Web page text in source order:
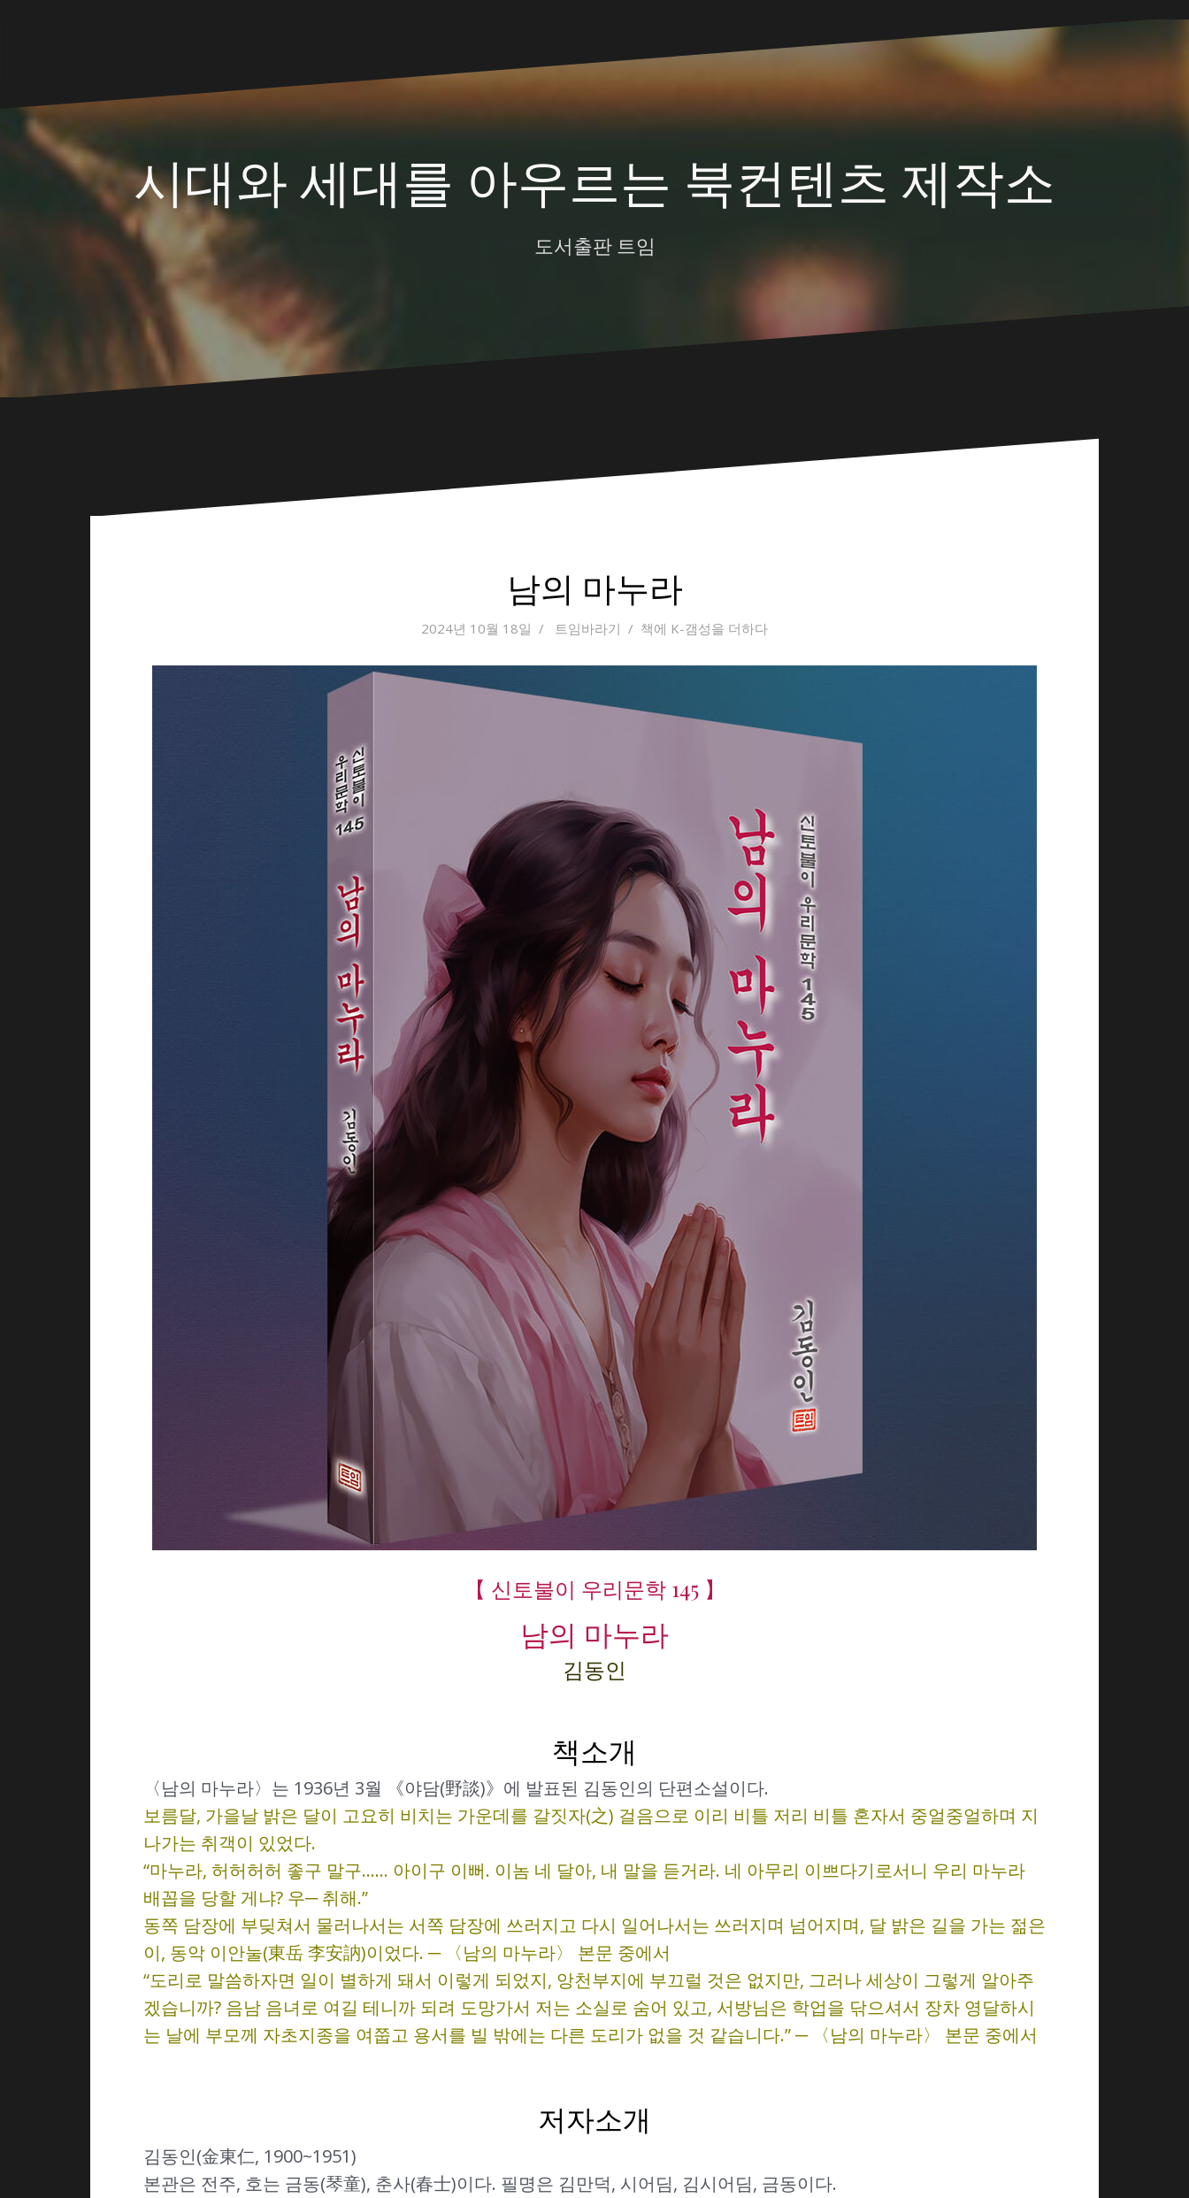
시대와 세대를 아우르는 북컨텐츠 제작소
도서출판 트임
남의 마누라
2024년 10월 18일 트임바라기 책에 K-갬성을 더하다
【 신토불이 우리문학 145 】
남의 마누라
김동인
책소개
〈남의 마누라〉는 1936년 3월 《야담(野談)》에 발표된 김동인의 단편소설이다.
보름달, 가을날 밝은 달이 고요히 비치는 가운데를 갈짓자(之) 걸음으로 이리 비틀 저리 비틀 혼자서 중얼중얼하며 지
나가는 취객이 있었다.
“마누라, 허허허허 좋구 말구…… 아이구 이뻐. 이놈 네 달아, 내 말을 듣거라. 네 아무리 이쁘다기로서니 우리 마누라
배꼽을 당할 게냐? 우─ 취해.”
동쪽 담장에 부딪쳐서 물러나서는 서쪽 담장에 쓰러지고 다시 일어나서는 쓰러지며 넘어지며, 달 밝은 길을 가는 젊은
이, 동악 이안눌(東岳 李安訥)이었다. ─ 〈남의 마누라〉 본문 중에서
“도리로 말씀하자면 일이 별하게 돼서 이렇게 되었지, 앙천부지에 부끄럴 것은 없지만, 그러나 세상이 그렇게 알아주
겠습니까? 음남 음녀로 여길 테니까 되려 도망가서 저는 소실로 숨어 있고, 서방님은 학업을 닦으셔서 장차 영달하시
는 날에 부모께 자초지종을 여쭙고 용서를 빌 밖에는 다른 도리가 없을 것 같습니다.” ─ 〈남의 마누라〉 본문 중에서
저자소개
김동인(金東仁, 1900~1951)
본관은 전주, 호는 금동(琴童), 춘사(春士)이다. 필명은 김만덕, 시어딤, 김시어딤, 금동이다.